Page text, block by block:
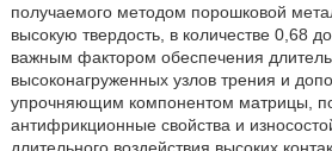
получаемого методом порошковой
высокую твердость, в количестве 0,68
важным фактором обеспечения
высоконагруженных узлов трения и
упрочняющим компонентом матрицы,
антифрикционные свойства и